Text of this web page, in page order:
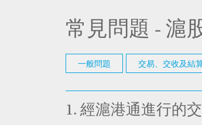
常見問題 - 滬
一般問題 交易、交收及結
1. 經滬港通進行的